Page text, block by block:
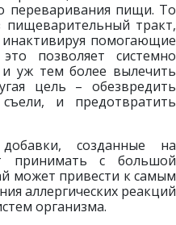
переваривания пищи. То
пищеварительный тракт,
помогающие
позволяет системно
уж тем более вылечить
цель – обезвредить
и предотвратить
созданные на
принимать с большой
может привести к самым
аллергических реакций
организма.